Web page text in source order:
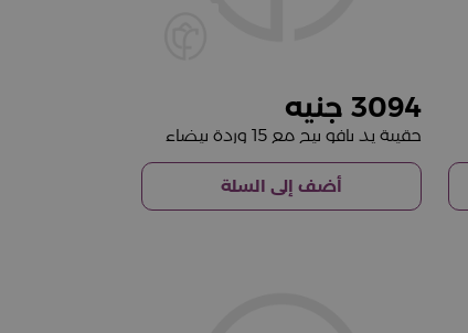
3094
حقيبة يد بافو بيج مع 15 وردة بيضاء
أضف إلى السلة